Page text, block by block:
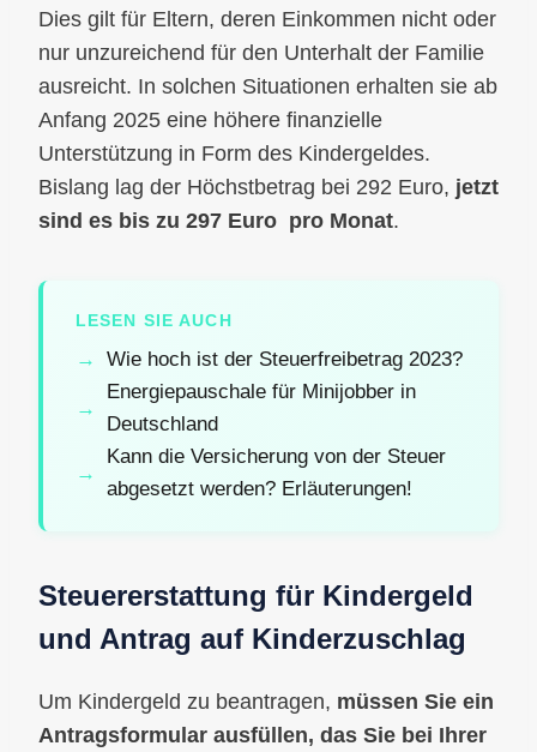
Dies gilt für Eltern, deren Einkommen nicht oder
nur unzureichend für den Unterhalt der Familie
ausreicht. In solchen Situationen erhalten sie ab
Anfang 2025 eine höhere finanzielle
Unterstützung in Form des Kindergeldes.
Bislang lag der Höchstbetrag bei 292 Euro, jetzt
sind es bis zu 297 Euro pro Monat.
LESEN SIE AUCH
Wie hoch ist der Steuerfreibetrag 2023?
Energiepauschale für Minijobber in
Deutschland
Kann die Versicherung von der Steuer
abgesetzt werden? Erläuterungen!
Steuererstattung für Kindergeld
und Antrag auf Kinderzuschlag
Um Kindergeld zu beantragen, müssen Sie ein
Antragsformular ausfüllen, das Sie bei Ihrer